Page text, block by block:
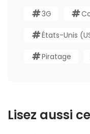
3G
États-Unis
Piratage
Lisez aussi